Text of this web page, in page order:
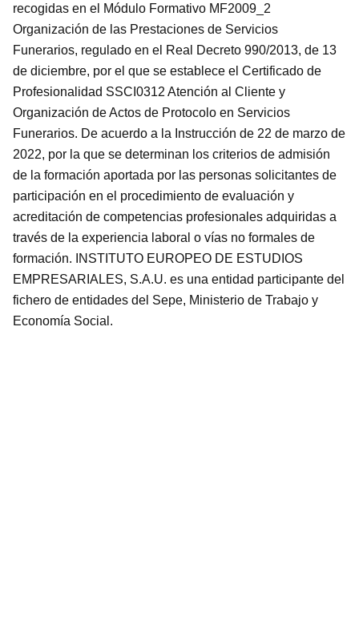
recogidas en el Módulo Formativo MF2009_2
Organización de las Prestaciones de Servicios
Funerarios, regulado en el Real Decreto 990/2013, de 13
de diciembre, por el que se establece el Certificado de
Profesionalidad SSCI0312 Atención al Cliente y
Organización de Actos de Protocolo en Servicios
Funerarios. De acuerdo a la Instrucción de 22 de marzo de
2022, por la que se determinan los criterios de admisión
de la formación aportada por las personas solicitantes de
participación en el procedimiento de evaluación y
acreditación de competencias profesionales adquiridas a
través de la experiencia laboral o vías no formales de
formación. INSTITUTO EUROPEO DE ESTUDIOS
EMPRESARIALES, S.A.U. es una entidad participante del
fichero de entidades del Sepe, Ministerio de Trabajo y
Economía Social.